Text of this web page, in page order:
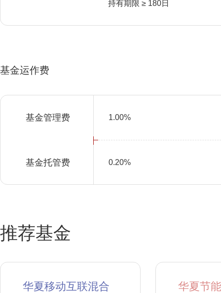
持有期限 ≥ 180日
基金运作费
基金管理费 1.00%
基金托管费 0.20%
推荐基金
华夏移动互联混合
华夏节